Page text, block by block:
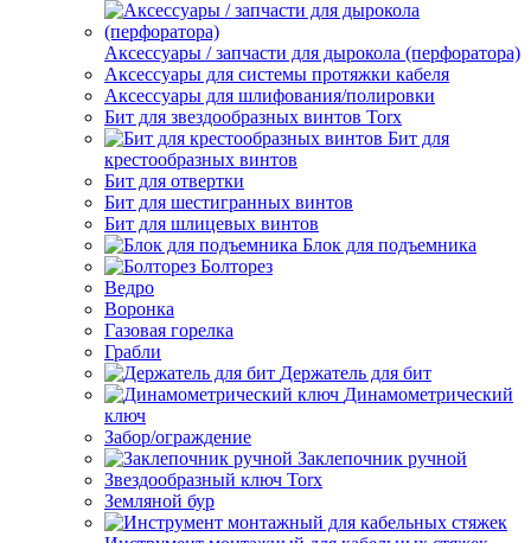
Аксессуары / запчасти для дырокола (перфоратора)
Аксессуары для системы протяжки кабеля
Аксессуары для шлифования/полировки
Бит для звездообразных винтов Torx
Бит для
крестообразных винтов
Бит для отвертки
Бит для шестигранных винтов
Бит для шлицевых винтов
Блок для подъемника
Болторез
Ведро
Воронка
Газовая горелка
Грабли
Держатель для бит
Динамометрический
ключ
Забор/ограждение
Заклепочник ручной
Звездообразный ключ Torx
Земляной бур